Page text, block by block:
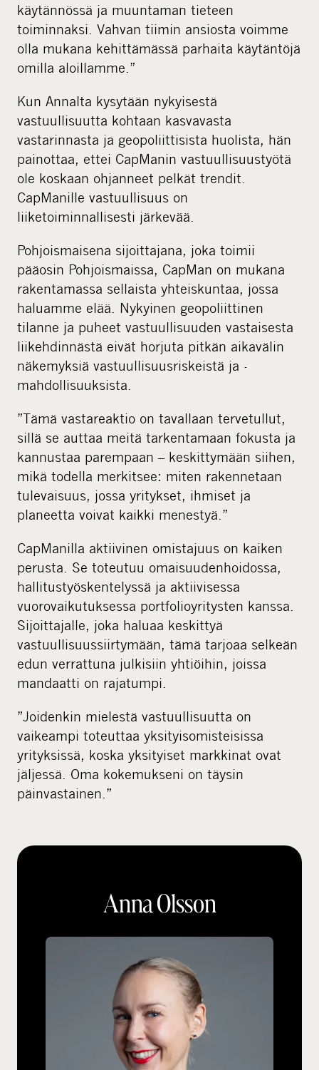
käytännössä ja muuntaman tieteen
toiminnaksi. Vahvan tiimin ansiosta voimme
olla mukana kehittämässä parhaita käytäntöjä
omilla aloillamme.”
Kun Annalta kysytään nykyisestä
vastuullisuutta kohtaan kasvavasta
vastarinnasta ja geopoliittisista huolista, hän
painottaa, ettei CapManin vastuullisuustyötä
ole koskaan ohjanneet pelkät trendit.
CapManille vastuullisuus on
liiketoiminnallisesti järkevää.
Pohjoismaisena sijoittajana, joka toimii
pääosin Pohjoismaissa, CapMan on mukana
rakentamassa sellaista yhteiskuntaa, jossa
haluamme elää. Nykyinen geopoliittinen
tilanne ja puheet vastuullisuuden vastaisesta
liikehdinnästä eivät horjuta pitkän aikavälin
näkemyksiä vastuullisuusriskeistä ja -
mahdollisuuksista.
”Tämä vastareaktio on tavallaan tervetullut,
sillä se auttaa meitä tarkentamaan fokusta ja
kannustaa parempaan – keskittymään siihen,
mikä todella merkitsee: miten rakennetaan
tulevaisuus, jossa yritykset, ihmiset ja
planeetta voivat kaikki menestyä.”
CapManilla aktiivinen omistajuus on kaiken
perusta. Se toteutuu omaisuudenhoidossa,
hallitustyöskentelyssä ja aktiivisessa
vuorovaikutuksessa portfolioyritysten kanssa.
Sijoittajalle, joka haluaa keskittyä
vastuullisuussiirtymään, tämä tarjoaa selkeän
edun verrattuna julkisiin yhtiöihin, joissa
mandaatti on rajatumpi.
”Joidenkin mielestä vastuullisuutta on
vaikeampi toteuttaa yksityisomisteisissa
yrityksissä, koska yksityiset markkinat ovat
jäljessä. Oma kokemukseni on täysin
päinvastainen.”
Anna Olsson